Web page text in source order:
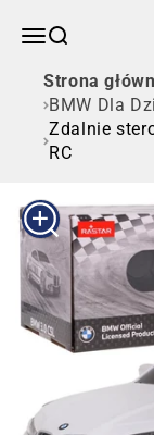
Otwórz menu
SZUKAJ
Strona
BMW Dla
Zdalnie
RC
Przybliż